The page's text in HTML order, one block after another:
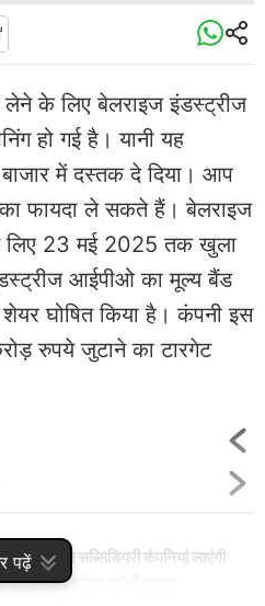
पढ़ें
लेने के लिए बेलराइज इंडस्ट्रीज
हो गई है। यानी यह
में दस्तक दे दिया। आप
फायदा ले सकते हैं। बेलराइज
लिए 23 मई 2025 तक खुला
आईपीओ का मूल्य बैंड
घोषित किया है। कंपनी इस
रुपये जुटाने का टारगेट
की ये दो सब्सिडियरी कंपनियां लाएंगी
के पास जल्द पेपर करेंगी फाइल